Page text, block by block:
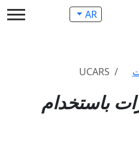
AR
UCARS
باستخدام